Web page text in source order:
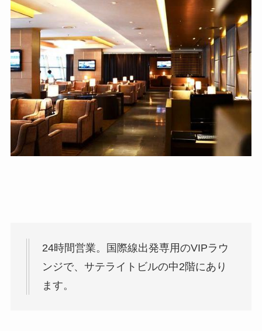
24時間営業。国際線出発専用のVIPラウ
ンジで、サテライトビルの中2階にあり
ます。